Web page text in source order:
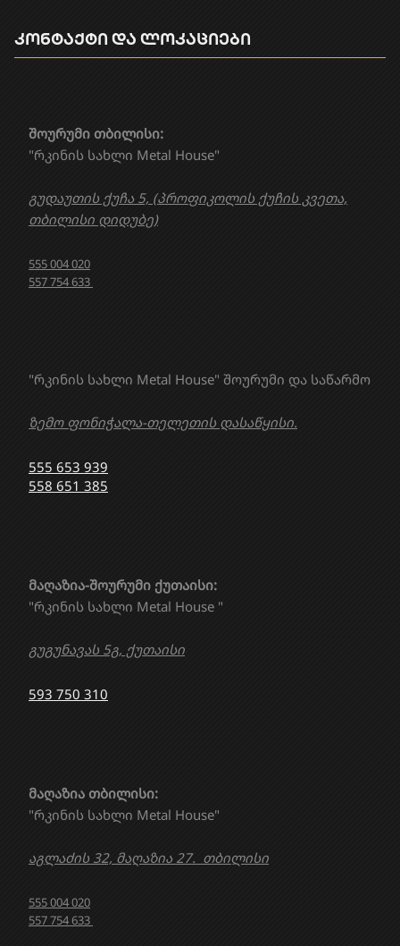
"რკინის სახლი Metal House" შოურუმი და საწარმო
ზემო ფონიჭალა-თელეთის დასაწყისი.
555 653 939
558 651 385
მაღაზია თბილისი:
"რკინის სახლი Metal House"
აგლაძის 32, მაღაზია 27. თბილისი
555 004 020
557 754 633
მაღაზია-შოურუმი ქუთაისი:
"რკინის სახლი Metal House "
გუგუნავას 5გ, ქუთაისი
593 750 310
შოურუმი თბილისი:
"რკინის სახლი Metal House"
გუდაუთის ქუჩა 5, (პროფიკოლის ქუჩის კვეთა,
თბილისი დიდუბე)
555 004 020
557 754 633
კონტაქტი და ლოკაციები